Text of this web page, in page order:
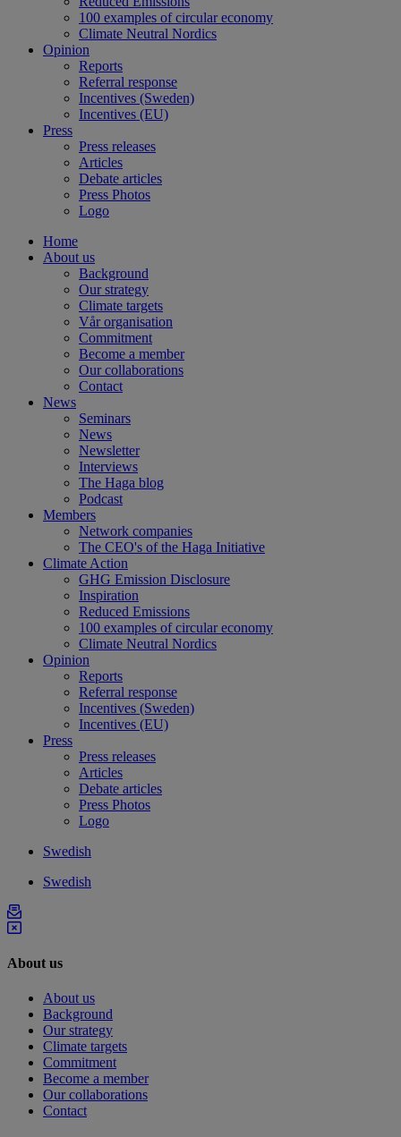
100 examples of circular economy
Climate Neutral Nordics
Opinion
Reports
Referral response
Incentives (Sweden)
Incentives (EU)
Press
Press releases
Articles
Debate articles
Press Photos
Logo
Home
About us
Background
Our strategy
Climate targets
Vår organisation
Commitment
Become a member
Our collaborations
Contact
News
Seminars
News
Newsletter
Interviews
The Haga blog
Podcast
Members
Network companies
The CEO's of the Haga Initiative
Climate Action
GHG Emission Disclosure
Inspiration
Reduced Emissions
100 examples of circular economy
Climate Neutral Nordics
Opinion
Reports
Referral response
Incentives (Sweden)
Incentives (EU)
Press
Press releases
Articles
Debate articles
Press Photos
Logo
Swedish
Swedish
About us
About us
Background
Our strategy
Climate targets
Commitment
Become a member
Our collaborations
Contact